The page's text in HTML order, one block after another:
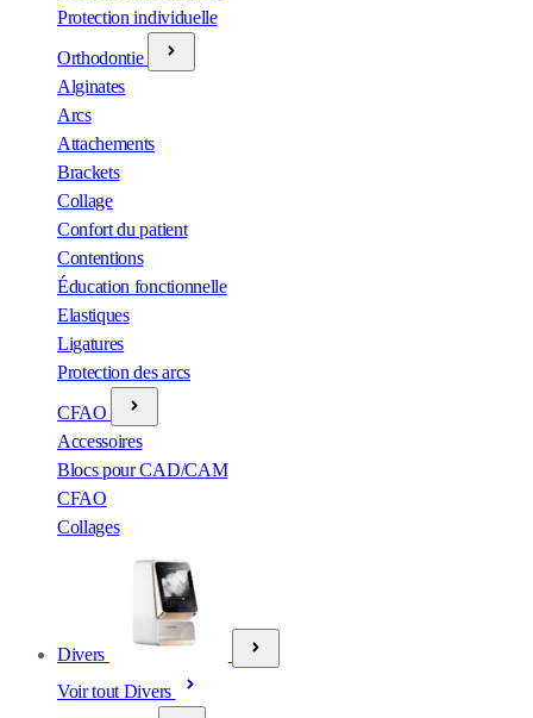
Protection individuelle
Orthodontie
Alginates
Arcs
Attachements
Brackets
Collage
Confort du patient
Contentions
Éducation fonctionnelle
Elastiques
Ligatures
Protection des arcs
CFAO
Accessoires
Blocs pour CAD/CAM
CFAO
Collages
Divers
Voir tout Divers